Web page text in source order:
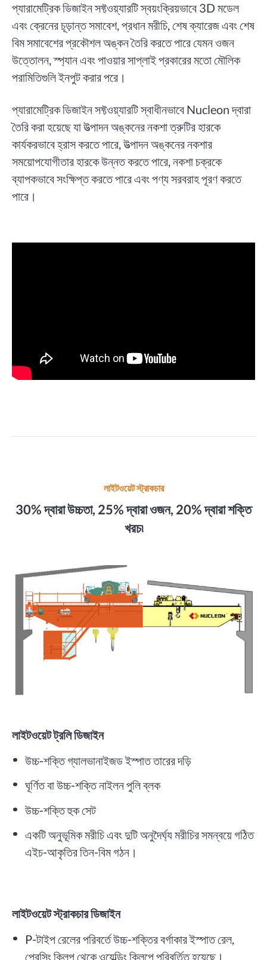
প্যারামেট্রিক ডিজাইন সফ্টওয়্যারটি স্বয়ংক্রিয়ভাবে 3D মডেল
এবং ক্রেনের চূড়ান্ত সমাবেশ, প্রধান মরীচি, শেষ ক্যারেজ এবং শেষ
বিম সমাবেশের প্রকৌশল অঙ্কন তৈরি করতে পারে যেমন ওজন
উত্তোলন, স্প্যান এবং পাওয়ার সাপ্লাই প্রকারের মতো মৌলিক
পরামিতিগুলি ইনপুট করার পরে।
প্যারামেট্রিক ডিজাইন সফ্টওয়্যারটি স্বাধীনভাবে Nucleon দ্বারা
তৈরি করা হয়েছে যা উত্পাদন অঙ্কনের নকশা ত্রুটির হারকে
কার্যকরভাবে হ্রাস করতে পারে, উত্পাদন অঙ্কনের নকশার
সময়োপযোগীতার হারকে উন্নত করতে পারে, নকশা চক্রকে
ব্যাপকভাবে সংক্ষিপ্ত করতে পারে এবং পণ্য সরবরাহ পূরণ করতে
পারে।
লাইটওয়েট স্ট্রাকচার
30% দ্বারা উচ্চতা, 25% দ্বারা ওজন, 20% দ্বারা শক্তি
খরচ৷
লাইটওয়েট ট্রলি ডিজাইন
উচ্চ-শক্তি গ্যালভানাইজড ইস্পাত তারের দড়ি
ঘূর্ণিত বা উচ্চ-শক্তি নাইলন পুলি ব্লক
উচ্চ-শক্তি হুক সেট
একটি অনুভূমিক মরীচি এবং দুটি অনুদৈর্ঘ্য মরীচির সমন্বয়ে গঠিত
এইচ-আকৃতির তিন-বিম গঠন।
লাইটওয়েট স্ট্রাকচার ডিজাইন
P-টাইপ রেলের পরিবর্তে উচ্চ-শক্তির বর্গাকার ইস্পাত রেল,
প্রেসিং ক্লিপ থেকে ওয়েল্ডিং ক্লিপে পরিবর্তিত হয়েছে।